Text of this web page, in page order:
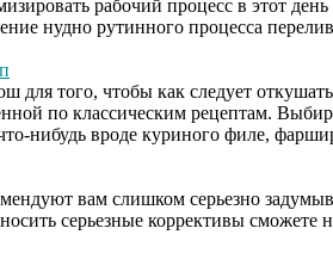
рабочий процесс в этот
нудно рутинного процесса
для того, чтобы как следует
по классическим рецептам.
нибудь вроде куриного филе,
вам слишком серьезно
серьезные коррективы сможете